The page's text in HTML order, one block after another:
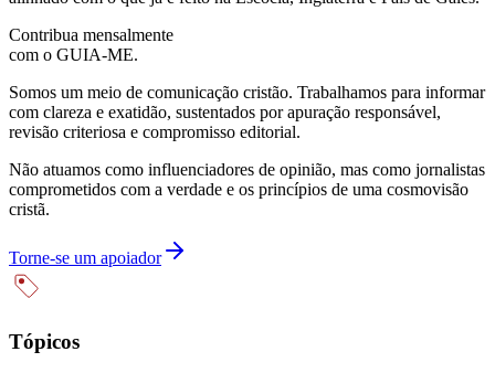
Contribua mensalmente
com o GUIA-ME.
Somos um meio de comunicação cristão. Trabalhamos para informar
com clareza e exatidão, sustentados por apuração responsável,
revisão criteriosa e compromisso editorial.
Não atuamos como influenciadores de opinião, mas como jornalistas
comprometidos com a verdade e os princípios de uma cosmovisão
cristã.
Torne-se um apoiador
Tópicos